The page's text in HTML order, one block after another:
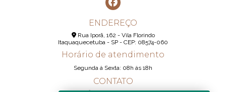
ENDEREÇO
Rua Iporã, 162 - Vila Florindo
Itaquaquecetuba - SP - CEP: 08574-060
Horário de atendimento
Segunda á Sexta: 08h ás 18h
CONTATO